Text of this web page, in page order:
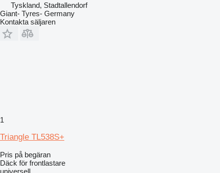
Tyskland, Stadtallendorf
Giant- Tyres- Germany
Kontakta säljaren
1
Triangle TL538S+
Pris på begäran
Däck för frontlastare
universell